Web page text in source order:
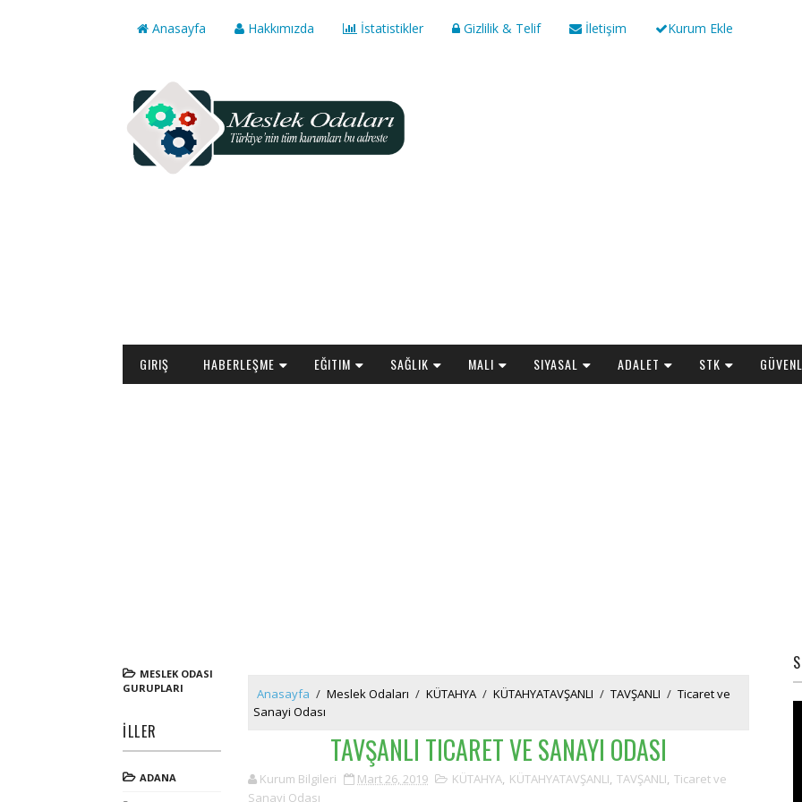
Anasayfa Hakkımızda İstatistikler Gizlilik & Telif İletişim Kurum Ekle
GIRIŞ HABERLEŞME EĞITIM SAĞLIK MALI SIYASAL ADALET STK
MESLEK ODASI
GURUPLARI
İLLER
ADANA
Anasayfa / Meslek Odaları / KÜTAHYA / KÜTAHYATAVŞANLI / TAVŞANLI / Ticaret ve
Sanayi Odası
TAVŞANLI TICARET VE SANAYI ODASI
Kurum Bilgileri Mart 26, 2019 KÜTAHYA, KÜTAHYATAVŞANLI, TAVŞANLI, Ticaret ve
Sanayi Odası